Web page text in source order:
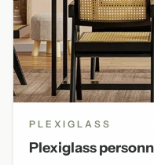
PLEXIGLASS
Plexiglass